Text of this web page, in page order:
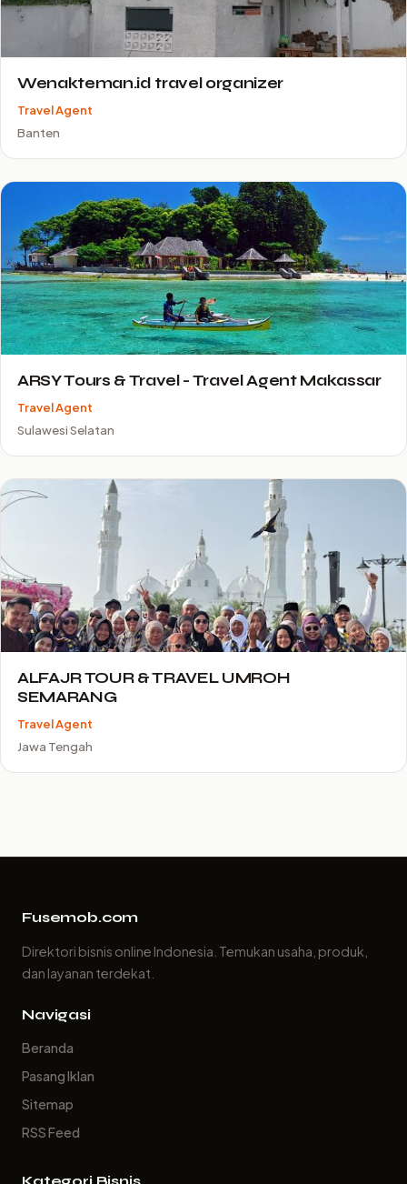
Wenakteman.id travel organizer
Travel Agent
Banten
ARSY Tours & Travel - Travel Agent Makassar
Travel Agent
Sulawesi Selatan
ALFAJR TOUR & TRAVEL UMROH
SEMARANG
Travel Agent
Jawa Tengah
Fusemob.com
Direktori bisnis online Indonesia. Temukan usaha, produk,
dan layanan terdekat.
Navigasi
Beranda
Pasang Iklan
Sitemap
RSS Feed